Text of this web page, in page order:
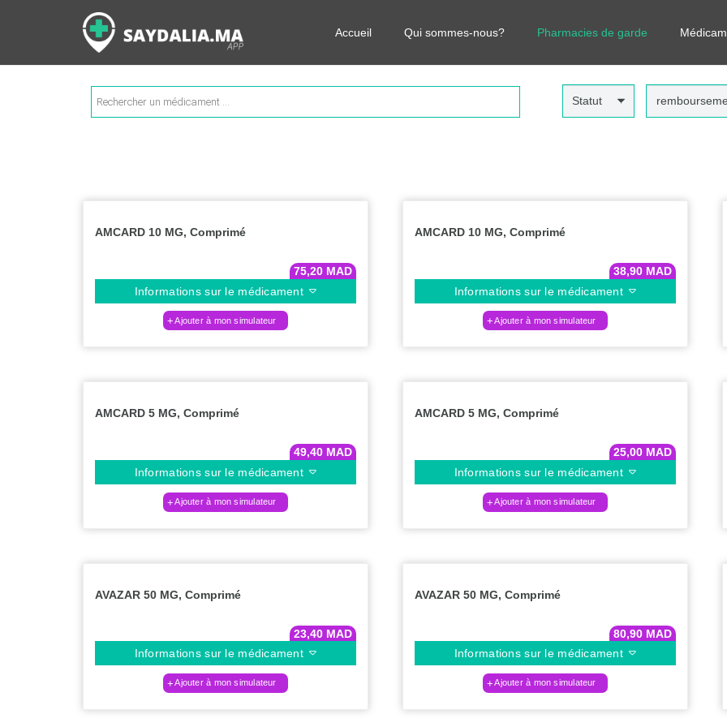
Accueil Qui sommes-nous? Pharmacies de garde
Rechercher les informations sur vos médicaments, leurs prix et estimer ainsi le coût total de votre
Recherche
de
produits
Statut
AMCARD 10 MG, Comprimé
75,20 MAD
Informations sur le médicament
Ajouter à mon simulateur
AMCARD 10 MG, Comprimé
38,90 MAD
Informations sur le médicament
Ajouter à mon simulateur
AMCARD 5 MG, Comprimé
49,40 MAD
Informations sur le médicament
Ajouter à mon simulateur
AMCARD 5 MG, Comprimé
25,00 MAD
Informations sur le médicament
Ajouter à mon simulateur
AVAZAR 50 MG, Comprimé
23,40 MAD
Informations sur le médicament
Ajouter à mon simulateur
AVAZAR 50 MG, Comprimé
80,90 MAD
Informations sur le médicament
Ajouter à mon simulateur